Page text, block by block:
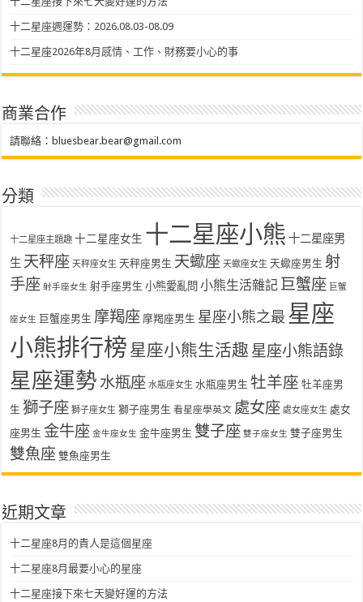
十二星座週運勢：2026.08.03-08.09
十二星座2026年8月感情、工作、財務要小心的事
商業合作
請聯絡：bluesbear.bear@gmail.com
分類
十二星座主題趣 十二星座女生 十二星座小熊 十二星座男
生 天秤座 天秤座女生 天秤座男生 天蠍座 天蠍座女生 天蠍座男生 射
手座 射手座女生 射手座男生 小熊愛亂問 小熊生活雜記 巨蟹座 巨蟹
座女生 巨蟹座男生 摩羯座 摩羯座男生 星座小熊之最 星座
小熊排行榜 星座小熊生活趣 星座小熊語錄
星座運勢 水瓶座 水瓶座女生 水瓶座男生 牡羊座 牡羊座男
生 獅子座 獅子座女生 獅子座男生 看星座學英文 處女座 處女座女生 處女
座男生 金牛座 金牛座女生 金牛座男生 雙子座 雙子座女生 雙子座男生
雙魚座 雙魚座男生
近期文章
十二星座8月的貴人是這個星座
十二星座8月最要小心的星座
十二星座接下來七天變好運的方法